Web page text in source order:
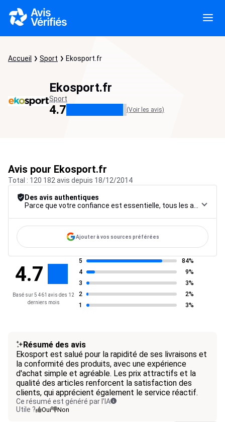
Accueil Sport Ekosport.fr
Ekosport.fr
Sport
4.7 (Voir les avis)
Avis pour Ekosport.fr
Total : 120 182 avis depuis 18/12/2014
Des avis authentiques
Ajouter à vos sources préférées
4.7
Basé sur 5 461 avis des 12
derniers mois
5
84%
4
9%
3
3%
2
2%
1
3%
Résumé des avis
Ekosport est salué pour la rapidité de ses livraisons et
la conformité des produits, avec une expérience
d'achat simple et agréable. Les prix attractifs et la
qualité des articles renforcent la satisfaction des
clients, qui apprécient également le service réactif.
Ce résumé est généré par l’IA
Utile ?
Oui Non